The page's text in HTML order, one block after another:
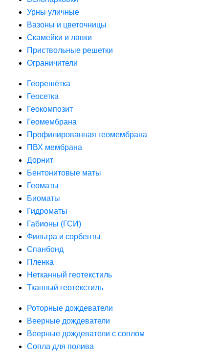
Урны уличные
Вазоны и цветочницы
Скамейки и лавки
Приствольные решетки
Ограничители
Георешётка
Геосетка
Геокомпозит
Геомембрана
Профилированная геомембрана
ПВХ мембрана
Дорнит
Бентонитовые маты
Геоматы
Биоматы
Гидроматы
Габионы (ГСИ)
Фильтра и сорбенты
Спанбонд
Пленка
Нетканный геотекстиль
Тканный геотекстиль
Роторные дождеватели
Веерные дождеватели
Веерные дождеватели с соплом
Сопла для полива